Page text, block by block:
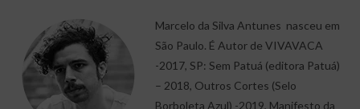
Marcelo da Silva Antunes nasceu em
São Paulo. É Autor de VIVAVACA
-2017, SP: Sem Patuá (editora Patuá)
– 2018, Outros Cortes (Selo
Borboleta Azul) -2019, Manifesto da